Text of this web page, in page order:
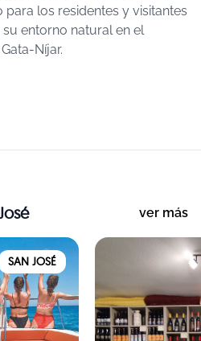
los residentes y visitantes
entorno natural en el
Níjar.
ver más
SAN JOSÉ